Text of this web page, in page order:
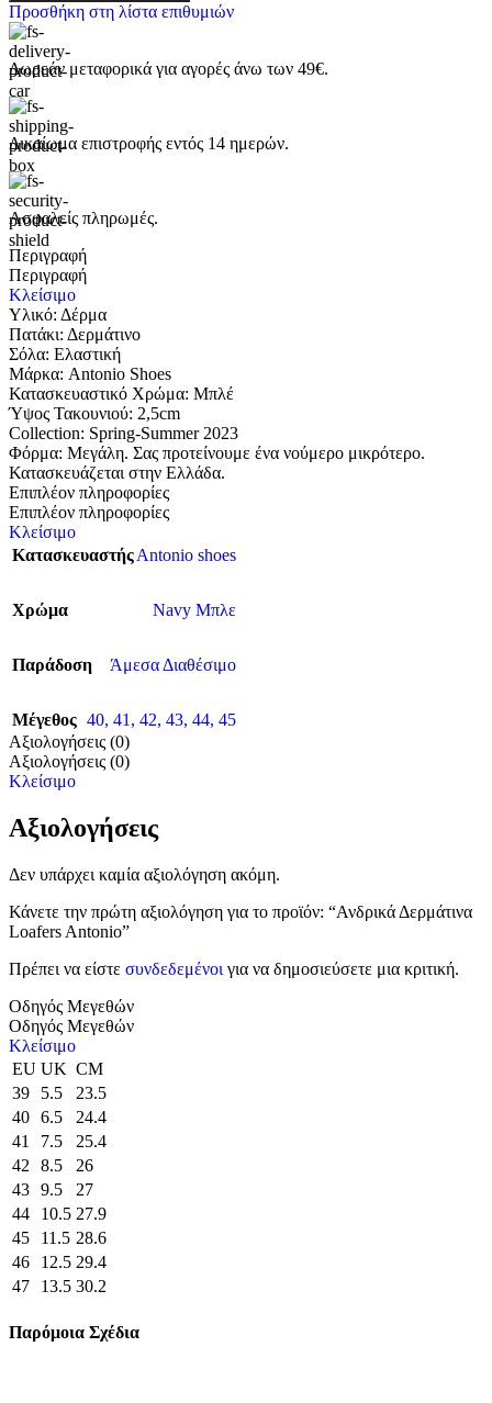
Προσθήκη στη λίστα επιθυμιών
Δωρεάν μεταφορικά για αγορές άνω των 49€.
Δικαίωμα επιστροφής εντός 14 ημερών.
Ασφαλείς πληρωμές.
Περιγραφή
Περιγραφή
Κλείσιμο
Υλικό: Δέρμα
Πατάκι: Δερμάτινο
Σόλα: Ελαστική
Μάρκα: Antonio Shoes
Κατασκευαστικό Χρώμα: Μπλέ
Ύψος Τακουνιού: 2,5cm
Collection: Spring-Summer 2023
Φόρμα: Μεγάλη. Σας προτείνουμε ένα νούμερο μικρότερο.
Κατασκευάζεται στην Ελλάδα.
Επιπλέον πληροφορίες
Επιπλέον πληροφορίες
Κλείσιμο
ΚατασκευαστήςAntonio shoes
Χρώμα Navy Μπλε
Παράδοση Άμεσα Διαθέσιμο
Μέγεθος 40, 41 , 42, 43, 44, 45
Αξιολογήσεις (0)
Αξιολογήσεις (0)
Κλείσιμο
Αξιολογήσεις
Δεν υπάρχει καμία αξιολόγηση ακόμη.
Κάνετε την πρώτη αξιολόγηση για το προϊόν: “Ανδρικά Δερμάτινα
Loafers Antonio”
Πρέπει να είστε συνδεδεμένοι για να δημοσιεύσετε μια κριτική.
Οδηγός Μεγεθών
Οδηγός Μεγεθών
Κλείσιμο
EU UK CM
39
5.5
23.5
40 6.5
24.4
41
7.5
25.4
42
8.5
26
43 9.5
27
44
10.5 27.9
45
11.5 28.6
46
12.5 29.4
47
13.5 30.2
Παρόμοια Σχέδια